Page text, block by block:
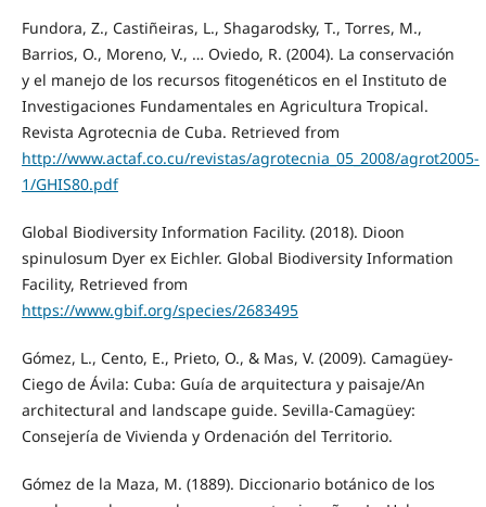
Fundora, Z., Castiñeiras, L., Shagarodsky, T., Torres, M.,
Barrios, O., Moreno, V., … Oviedo, R. (2004). La conservación
y el manejo de los recursos fitogenéticos en el Instituto de
Investigaciones Fundamentales en Agricultura Tropical.
Revista Agrotecnia de Cuba. Retrieved from
http://www.actaf.co.cu/revistas/agrotecnia_05_2008/agrot2005-
1/GHIS80.pdf
Global Biodiversity Information Facility. (2018). Dioon
spinulosum Dyer ex Eichler. Global Biodiversity Information
Facility, Retrieved from
https://www.gbif.org/species/2683495
Gómez, L., Cento, E., Prieto, O., & Mas, V. (2009). Camagüey-
Ciego de Ávila: Cuba: Guía de arquitectura y paisaje/An
architectural and landscape guide. Sevilla-Camagüey:
Consejería de Vivienda y Ordenación del Territorio.
Gómez de la Maza, M. (1889). Diccionario botánico de los